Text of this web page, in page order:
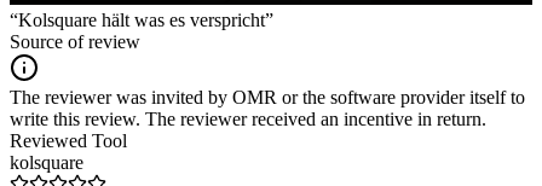
“Kolsquare hält was es verspricht”
Source of review
The reviewer was invited by OMR or the software provider itself to
write this review. The reviewer received an incentive in return.
Reviewed Tool
kolsquare